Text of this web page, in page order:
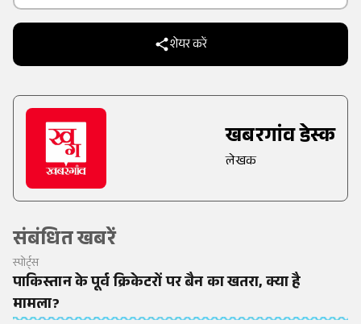
शेयर करें
खबरगांव डेस्क
लेखक
संबंधित खबरें
स्पोर्ट्स
पाकिस्तान के पूर्व क्रिकेटरों पर बैन का खतरा, क्या है
मामला?